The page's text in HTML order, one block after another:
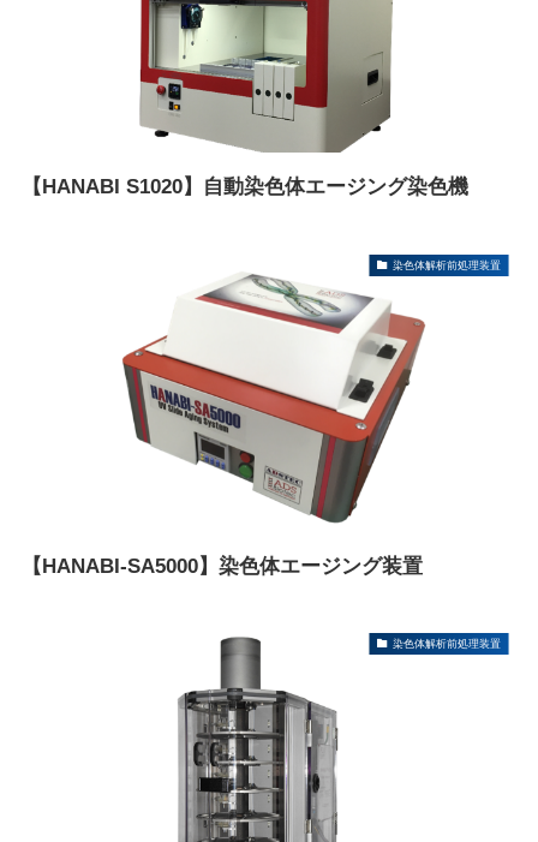
【HANABI S1020】自動染色体エージング染色機
染色体解析前処理装置
【HANABI-SA5000】染色体エージング装置
染色体解析前処理装置